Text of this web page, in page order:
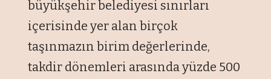
büyükşehir belediyesi sınırları
içerisinde yer alan birçok
taşınmazın birim değerlerinde,
takdir dönemleri arasında yüzde 500